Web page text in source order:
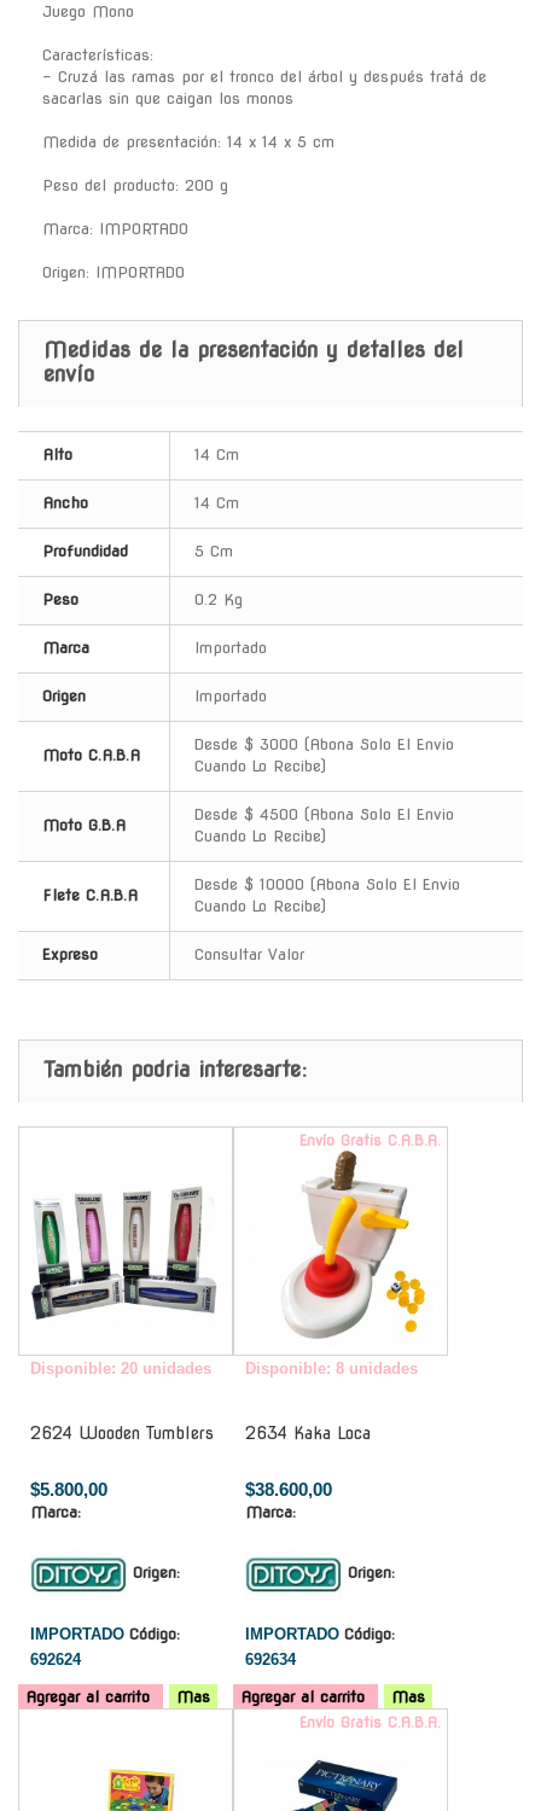
Juego Mono
Características:
- Cruzá las ramas por el tronco del árbol y después tratá de
sacarlas sin que caigan los monos
Medida de presentación: 14 x 14 x 5 cm
Peso del producto: 200 g
Marca: IMPORTADO
Origen: IMPORTADO
Medidas de la presentación y detalles del
envío
Alto 14 Cm
Ancho 14 Cm
Profundidad 5 Cm
Peso 0.2 Kg
Marca Importado
Origen Importado
Moto C.A.B.A
Desde $ 3000 (Abona Solo El Envio
Cuando Lo Recibe)
Moto G.B.A
Desde $ 4500 (Abona Solo El Envio
Cuando Lo Recibe)
Flete C.A.B.A
Desde $ 10000 (Abona Solo El Envio
Cuando Lo Recibe)
Expreso Consultar Valor
También podria interesarte:
Disponible: 20 unidades
2624 Wooden Tumblers
$5.800,00
Marca:
Origen:
IMPORTADO Código:
692624
Agregar al carrito Mas
Envío Gratis C.A.B.A.
Disponible: 8 unidades
2634 Kaka Loca
$38.600,00
Marca:
Origen:
IMPORTADO Código:
692634
Agregar al carrito
Mas
Envío Gratis C.A.B.A.